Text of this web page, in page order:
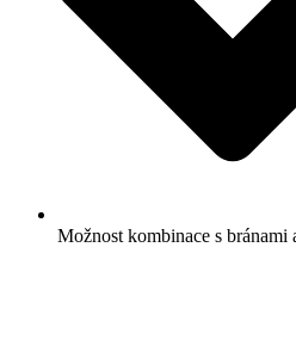
Možnost kombinace s bránami